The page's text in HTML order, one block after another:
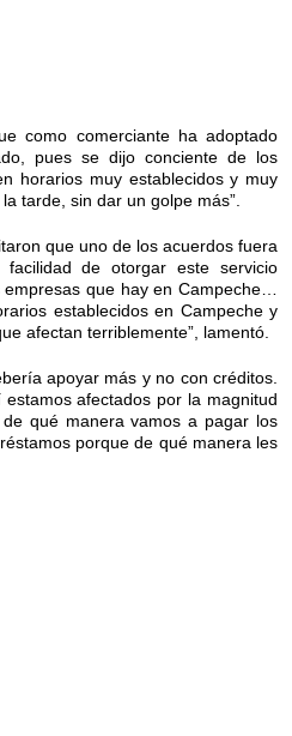
como comerciante ha adoptado
pues se dijo conciente de los
horarios muy establecidos y muy
tarde, sin dar un golpe más”.
que uno de los acuerdos fuera
de otorgar este servicio
que hay en Campeche…
establecidos en Campeche y
afectan terriblemente”, lamentó.
apoyar más y no con créditos.
afectados por la magnitud
qué manera vamos a pagar los
porque de qué manera les